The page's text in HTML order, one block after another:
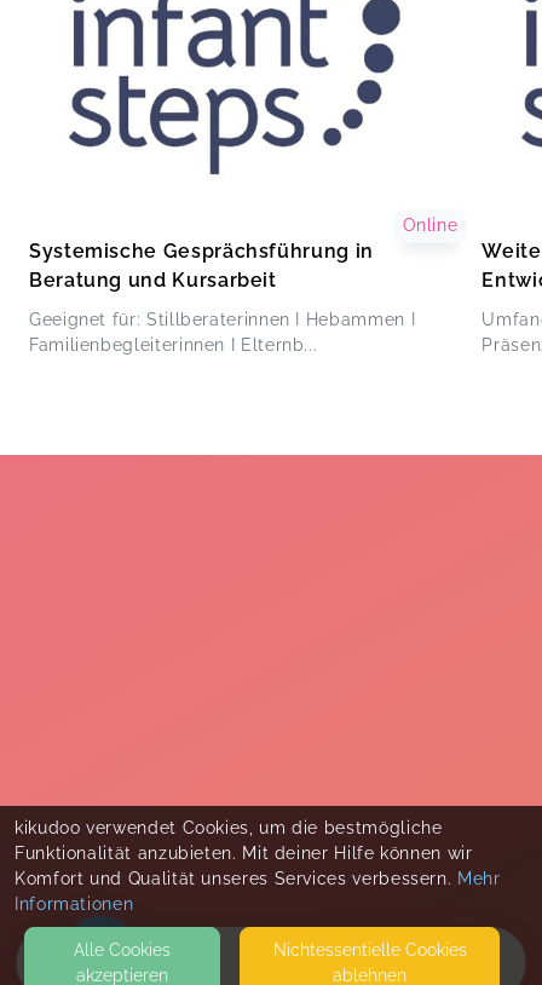
Systemische Gesprächsführung in
Beratung und Kursarbeit
Geeignet für: Stillberaterinnen I Hebammen I
Familienbegleiterinnen I Elternb...
Online
kikudoo verwendet Cookies, um die bestmögliche
Funktionalität anzubieten. Mit deiner Hilfe können wir
Komfort und Qualität unseres Services verbessern. Mehr
Informationen
Alle Cookies
akzeptieren
Nicht­essentielle Cookies
ablehnen